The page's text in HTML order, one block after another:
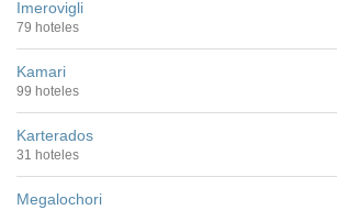
Imerovigli
79 hoteles
Kamari
99 hoteles
Karterados
31 hoteles
Megalochori